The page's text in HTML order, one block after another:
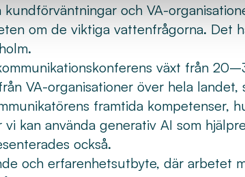
och VA-
om de viktiga vattenfrågorna. Det
växt från
VA-organisationer över hela landet,
framtida kompetenser,
kan använda generativ AI som
också.
och erfarenhetsutbyte, där arbetet